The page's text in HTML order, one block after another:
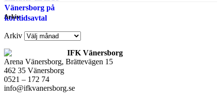
Arkiv
Arkiv
IFK Vänersborg
Arena Vänersborg, Brättevägen 15
462 35 Vänersborg
0521 – 172 74
info@ifkvanersborg.se